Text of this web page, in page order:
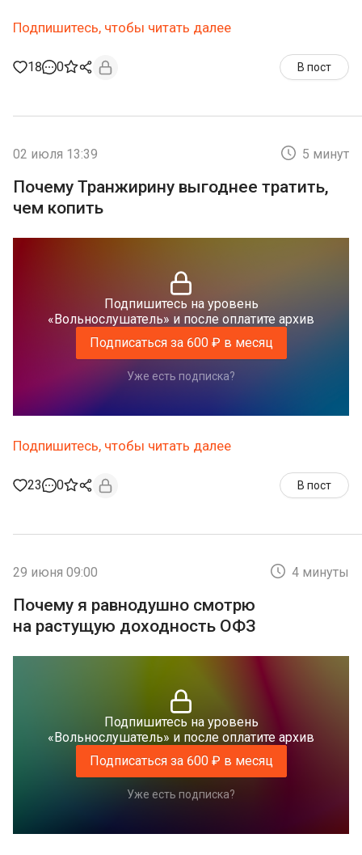
Подпишитесь, чтобы читать далее
18 0 В пост
02 июля 13:39 5 минут
Почему Транжирину выгоднее тратить,
чем копить
Подпишитесь на уровень
«Вольнослушатель» и после оплатите архив
Подписаться за 600 ₽ в месяц
Уже есть подписка?
Подпишитесь, чтобы читать далее
23 0 В пост
29 июня 09:00 4 минуты
Почему я равнодушно смотрю
на растущую доходность ОФЗ
Подпишитесь на уровень
«Вольнослушатель» и после оплатите архив
Подписаться за 600 ₽ в месяц
Уже есть подписка?